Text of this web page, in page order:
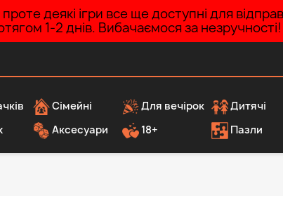
деякі ігри все ще доступні для
1-2 днів. Вибачаємося за
Сімейні Для вечірок Дитячі
Аксесуари 18+ Пазли